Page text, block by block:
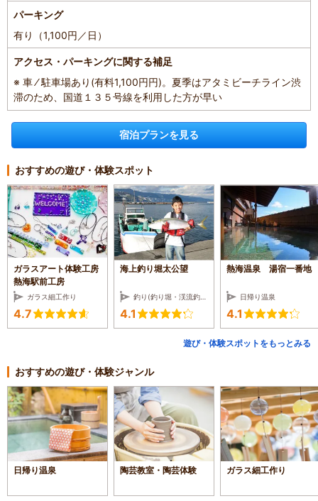
パーキング
有り（1,100円／日）
アクセス・パーキングに関する補足
※ 車 ⁄ 駐車場あり(有料1,100円円)。夏季はアタミビーチライン渋
滞のため、国道１３５号線を利用した方が早い
宿泊プランを見る
おすすめの遊び・体験スポット
ガラスアート体験工房
熱海駅前工房
ガラス細工作り
4.7
海上釣り堀太公望
4.1
熱海温泉 湯宿一番地
日帰り温泉
4.1
遊び・体験スポットをもっとみる
おすすめの遊び・体験ジャンル
日帰り温泉 陶芸教室・陶芸体験 ガラス細工作り